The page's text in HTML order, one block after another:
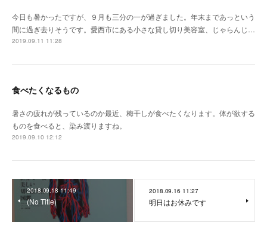
今日も暑かったですが、９月も三分の一が過ぎました。年末まであっという
間に過ぎ去りそうです。愛西市にある小さな貸し切り美容室、じゃらんじ…
2019.09.11 11:28
食べたくなるもの
暑さの疲れが残っているのか最近、梅干しが食べたくなります。体が欲する
ものを食べると、染み渡りますね。
2019.09.10 12:12
2018.09.18 11:49
(No Title)
2018.09.16 11:27
明日はお休みです